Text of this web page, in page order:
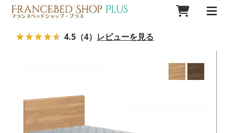
4.5 （4） レビューを見る